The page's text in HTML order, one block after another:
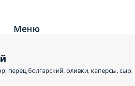
Меню
перец болгарский, оливки, каперсы, сыр,